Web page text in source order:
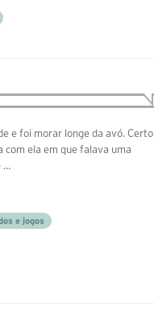
e foi morar longe da avó. Certo
com ela em que falava uma
…
e jogos